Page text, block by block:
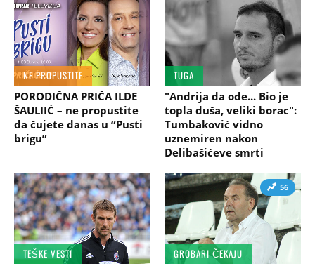
NE PROPUSTITE
PORODIČNA PRIČA ILDE
ŠAULIIĆ – ne propustite
da čujete danas u “Pusti
brigu”
TUGA
"Andrija da ode... Bio je
topla duša, veliki borac":
Tumbaković vidno
uznemiren nakon
Delibašićeve smrti
TEŠKE VESTI
56
GROBARI ČEKAJU